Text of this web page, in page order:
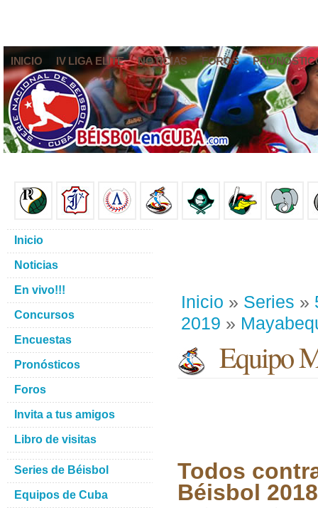
INICIO IV LIGA ELITE NOTICIAS FOROS
Inicio » Series »
2019 »
Equipo
Todos
Béisbol
Inicio
Noticias
En vivo!!!
Concursos
Encuestas
Pronósticos
Foros
Invita a tus amigos
Libro de visitas
Series de Béisbol
Equipos de Cuba